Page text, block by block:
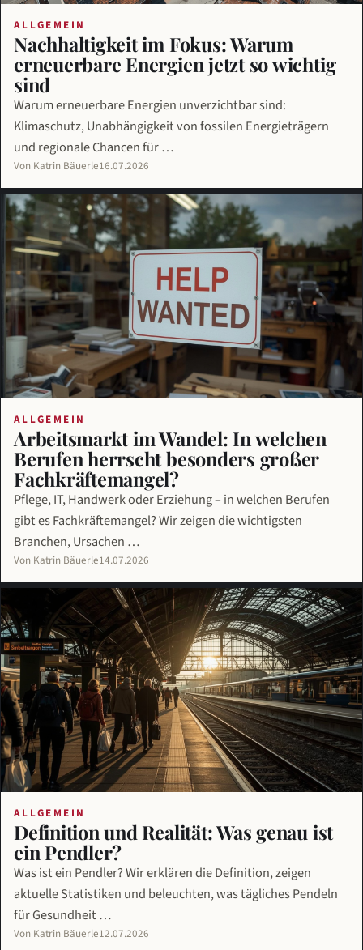
ALLGEMEIN
Nachhaltigkeit im Fokus: Warum
erneuerbare Energien jetzt so wichtig
sind
Warum erneuerbare Energien unverzichtbar sind:
Klimaschutz, Unabhängigkeit von fossilen Energieträgern
und regionale Chancen für …
Von Katrin Bäuerle16.07.2026
ALLGEMEIN
Arbeitsmarkt im Wandel: In welchen
Berufen herrscht besonders großer
Fachkräftemangel?
Pflege, IT, Handwerk oder Erziehung – in welchen Berufen
gibt es Fachkräftemangel? Wir zeigen die wichtigsten
Branchen, Ursachen …
Von Katrin Bäuerle14.07.2026
ALLGEMEIN
Definition und Realität: Was genau ist
ein Pendler?
Was ist ein Pendler? Wir erklären die Definition, zeigen
aktuelle Statistiken und beleuchten, was tägliches Pendeln
für Gesundheit …
Von Katrin Bäuerle12.07.2026